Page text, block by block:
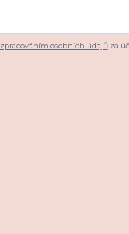
zpracováním osobních údajůza